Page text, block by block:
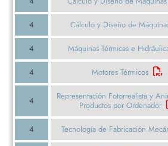
4 Cálculo y Diseño de
4 Máquinas Térmicas e
4 Motores Térmicos
4
Representación Fotorrealista y
Productos por Ordenador
4 Tecnología de Fabricación